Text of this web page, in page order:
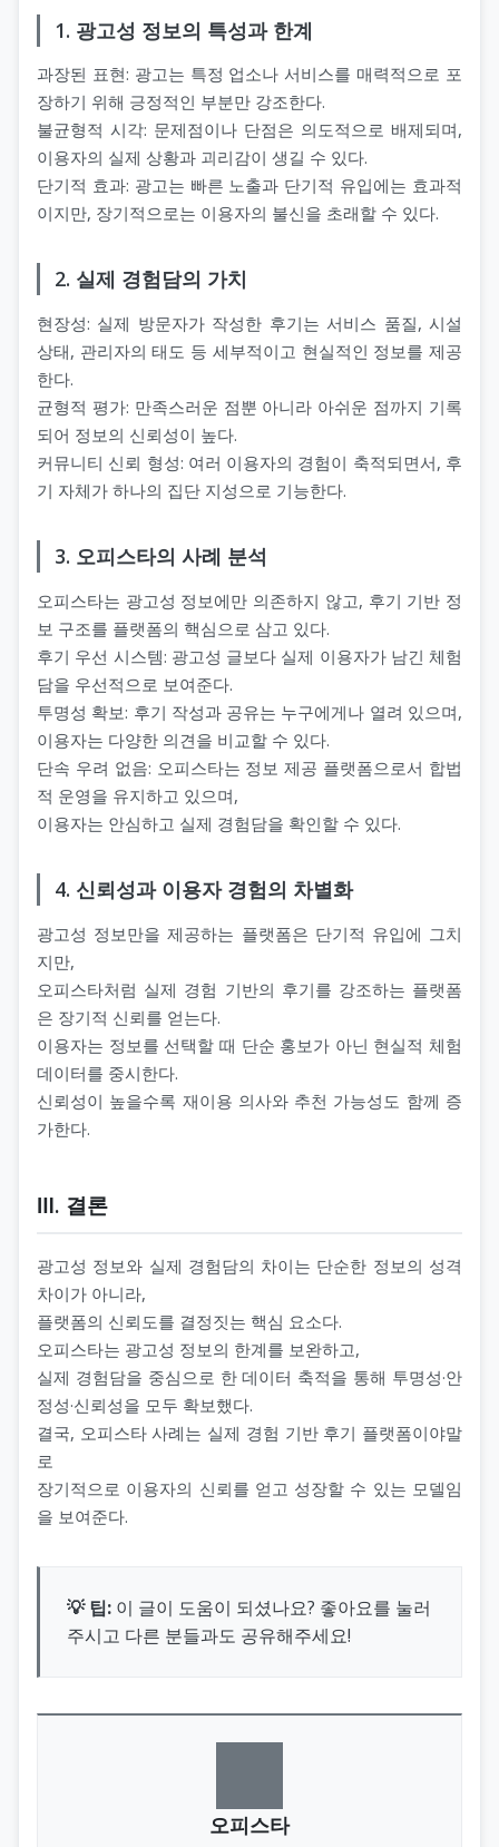
1. 광고성 정보의 특성과 한계
과장된 표현: 광고는 특정 업소나 서비스를 매력적으로 포
장하기 위해 긍정적인 부분만 강조한다.
불균형적 시각: 문제점이나 단점은 의도적으로 배제되며,
이용자의 실제 상황과 괴리감이 생길 수 있다.
단기적 효과: 광고는 빠른 노출과 단기적 유입에는 효과적
이지만, 장기적으로는 이용자의 불신을 초래할 수 있다.
2. 실제 경험담의 가치
현장성: 실제 방문자가 작성한 후기는 서비스 품질, 시설
상태, 관리자의 태도 등 세부적이고 현실적인 정보를 제공
한다.
균형적 평가: 만족스러운 점뿐 아니라 아쉬운 점까지 기록
되어 정보의 신뢰성이 높다.
커뮤니티 신뢰 형성: 여러 이용자의 경험이 축적되면서, 후
기 자체가 하나의 집단 지성으로 기능한다.
3. 오피스타의 사례 분석
오피스타는 광고성 정보에만 의존하지 않고, 후기 기반 정
보 구조를 플랫폼의 핵심으로 삼고 있다.
후기 우선 시스템: 광고성 글보다 실제 이용자가 남긴 체험
담을 우선적으로 보여준다.
투명성 확보: 후기 작성과 공유는 누구에게나 열려 있으며,
이용자는 다양한 의견을 비교할 수 있다.
단속 우려 없음: 오피스타는 정보 제공 플랫폼으로서 합법
적 운영을 유지하고 있으며,
이용자는 안심하고 실제 경험담을 확인할 수 있다.
4. 신뢰성과 이용자 경험의 차별화
광고성 정보만을 제공하는 플랫폼은 단기적 유입에 그치
지만,
오피스타처럼 실제 경험 기반의 후기를 강조하는 플랫폼
은 장기적 신뢰를 얻는다.
이용자는 정보를 선택할 때 단순 홍보가 아닌 현실적 체험
데이터를 중시한다.
신뢰성이 높을수록 재이용 의사와 추천 가능성도 함께 증
가한다.
Ⅲ. 결론
광고성 정보와 실제 경험담의 차이는 단순한 정보의 성격
차이가 아니라,
플랫폼의 신뢰도를 결정짓는 핵심 요소다.
오피스타는 광고성 정보의 한계를 보완하고,
실제 경험담을 중심으로 한 데이터 축적을 통해 투명성·안
정성·신뢰성을 모두 확보했다.
결국, 오피스타 사례는 실제 경험 기반 후기 플랫폼이야말
로
장기적으로 이용자의 신뢰를 얻고 성장할 수 있는 모델임
을 보여준다.
💡 팁: 이 글이 도움이 되셨나요? 좋아요를 눌러
주시고 다른 분들과도 공유해주세요!
오피스타